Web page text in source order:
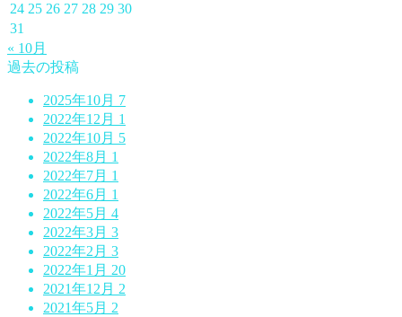
24 25 26 27 28 29 30
31
« 10月
過去の投稿
2025年10月 7
2022年12月 1
2022年10月 5
2022年8月 1
2022年7月 1
2022年6月 1
2022年5月 4
2022年3月 3
2022年2月 3
2022年1月 20
2021年12月 2
2021年5月 2